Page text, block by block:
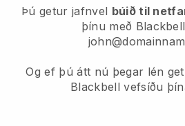
Þú getur jafnvel búið til
þínu með
Og ef þú átt nú þegar lén
Blackbell vefsíðu